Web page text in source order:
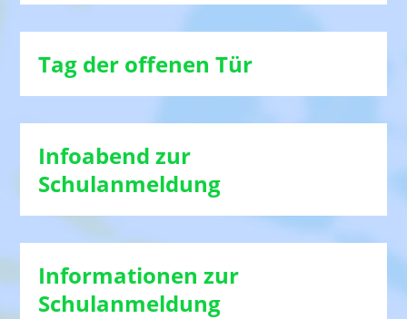
Tag der offenen Tür
Infoabend zur
Schulanmeldung
Informationen zur
Schulanmeldung